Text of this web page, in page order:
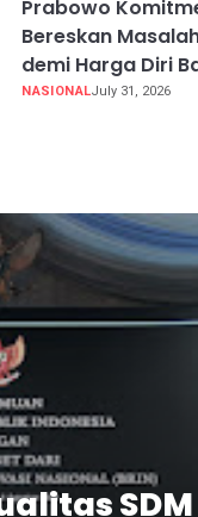
Prabowo
Bereskan
demi Harga Diri
NASIONALJuly 31, 2026
SDM